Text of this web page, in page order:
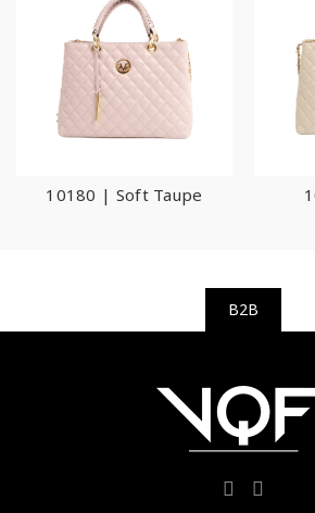
10180 | Soft Taupe
B2B